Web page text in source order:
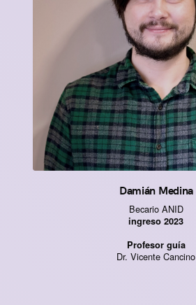
Damián Medina
Becario ANID
ingreso 2023
Profesor guía
Dr. Vicente Cancino